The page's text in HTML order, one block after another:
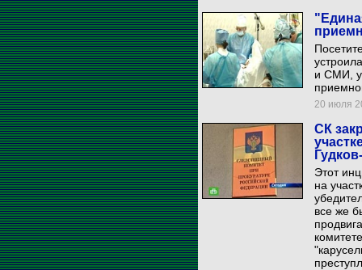
и СМИ,
20 июля
СК
Этот
на
все же